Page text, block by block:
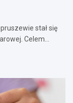
stał się
Celem…